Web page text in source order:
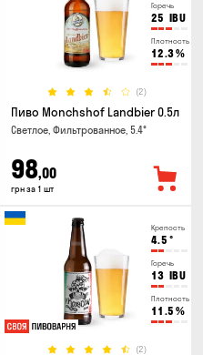
Горечь
25 IBU
Плотность
12.3%
(2)
Пиво Monchshof Landbier 0.5л
Светлое, Фильтрованное, 5.4°
98,00
грн за 1 шт
Крепость
4.5 °
Горечь
13 IBU
Плотность
11.5 %
(2)